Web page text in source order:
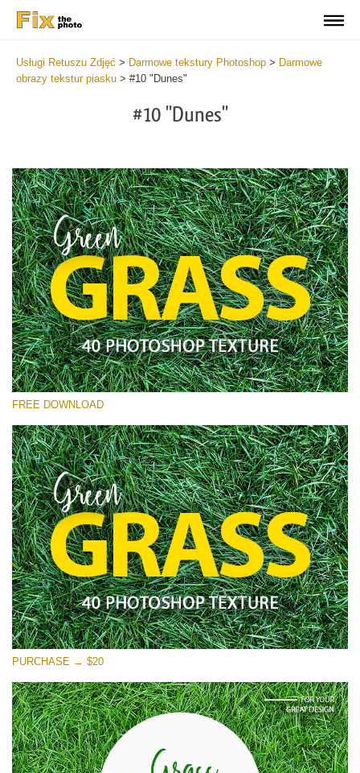
Usługi Retuszu Zdjęć > Darmowe tekstury Photoshop > Darmowe
obrazy tekstur piasku > #10 "Dunes"
#10 "Dunes"
Proszę wybrać
Small 800*533px
Green Grass
(40 Textures)
Large 6000*4000px
Entire Collection
(1783 Overlays)
Large 6000*4000px
Darmowe Pobieranie
FREE DOWNLOAD
PURCHASE → $20